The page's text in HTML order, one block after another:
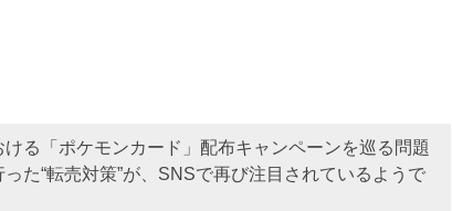
る「ポケモンカード」配布キャンペーンを巡る問題
た“転売対策”が、SNSで再び注目されているようで